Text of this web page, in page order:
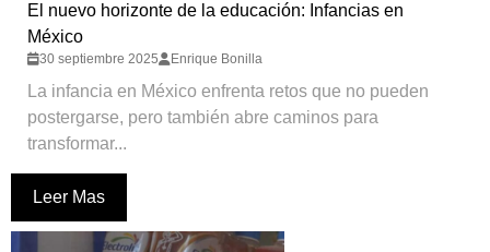
El nuevo horizonte de la educación: Infancias en
México
30 septiembre 2025 Enrique Bonilla
La infancia en México enfrenta retos que no pueden
postergarse, pero también abre caminos para
transformar...
Leer Mas